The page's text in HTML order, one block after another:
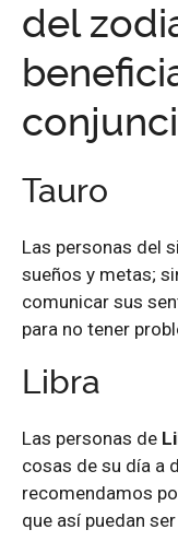
del
Tauro
Las personas del
sueños y metas;
comunicar sus
para no tener
Libra
Las personas de
cosas de su día a
recomendamos
que así puedan